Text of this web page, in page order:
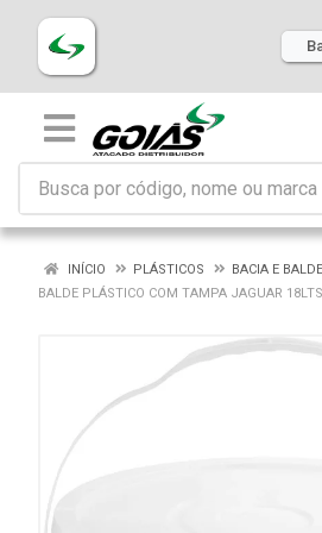
INÍCIO PLÁSTICOS
BACIA E BALDE
BALDE PLÁSTICO COM TAMPA JAGUAR 18LTS